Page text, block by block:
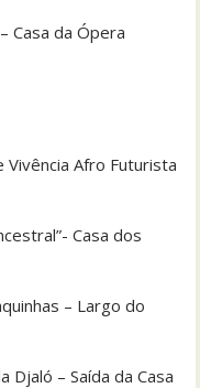
Casa da Ópera
Vivência Afro Futurista
Casa dos
– Largo do
Djaló – Saída da Casa